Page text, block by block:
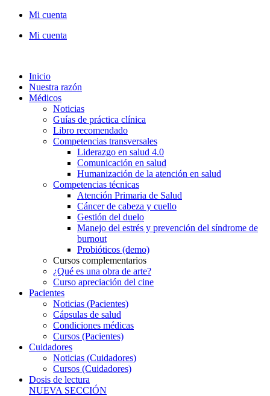
Mi cuenta
Mi cuenta
Inicio
Nuestra razón
Médicos
Noticias
Guías de práctica clínica
Libro recomendado
Competencias transversales
Liderazgo en salud 4.0
Comunicación en salud
Humanización de la atención en salud
Competencias técnicas
Atención Primaria de Salud
Cáncer de cabeza y cuello
Gestión del duelo
Manejo del estrés y prevención del síndrome de
burnout
Probióticos (demo)
Cursos complementarios
¿Qué es una obra de arte?
Curso apreciación del cine
Pacientes
Noticias (Pacientes)
Cápsulas de salud
Condiciones médicas
Cursos (Pacientes)
Cuidadores
Noticias (Cuidadores)
Cursos (Cuidadores)
Dosis de lectura
NUEVA SECCIÓN